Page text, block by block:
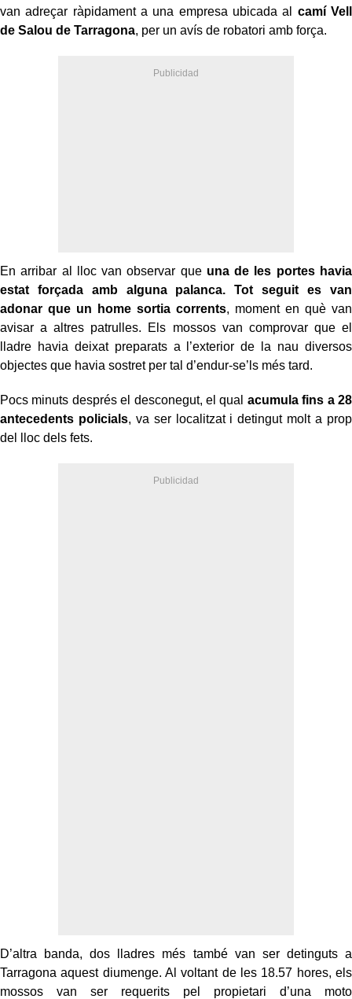
van adreçar ràpidament a una empresa ubicada al camí Vell
de Salou de Tarragona, per un avís de robatori amb força.
En arribar al lloc van observar que una de les portes havia
estat forçada amb alguna palanca. Tot seguit es van
adonar que un home sortia corrents, moment en què van
avisar a altres patrulles. Els mossos van comprovar que el
lladre havia deixat preparats a l’exterior de la nau diversos
objectes que havia sostret per tal d’endur-se’ls més tard.
Pocs minuts després el desconegut, el qual acumula fins a 28
antecedents policials, va ser localitzat i detingut molt a prop
del lloc dels fets.
D’altra banda, dos lladres més també van ser detinguts a
Tarragona aquest diumenge. Al voltant de les 18.57 hores, els
mossos van ser requerits pel propietari d’una moto